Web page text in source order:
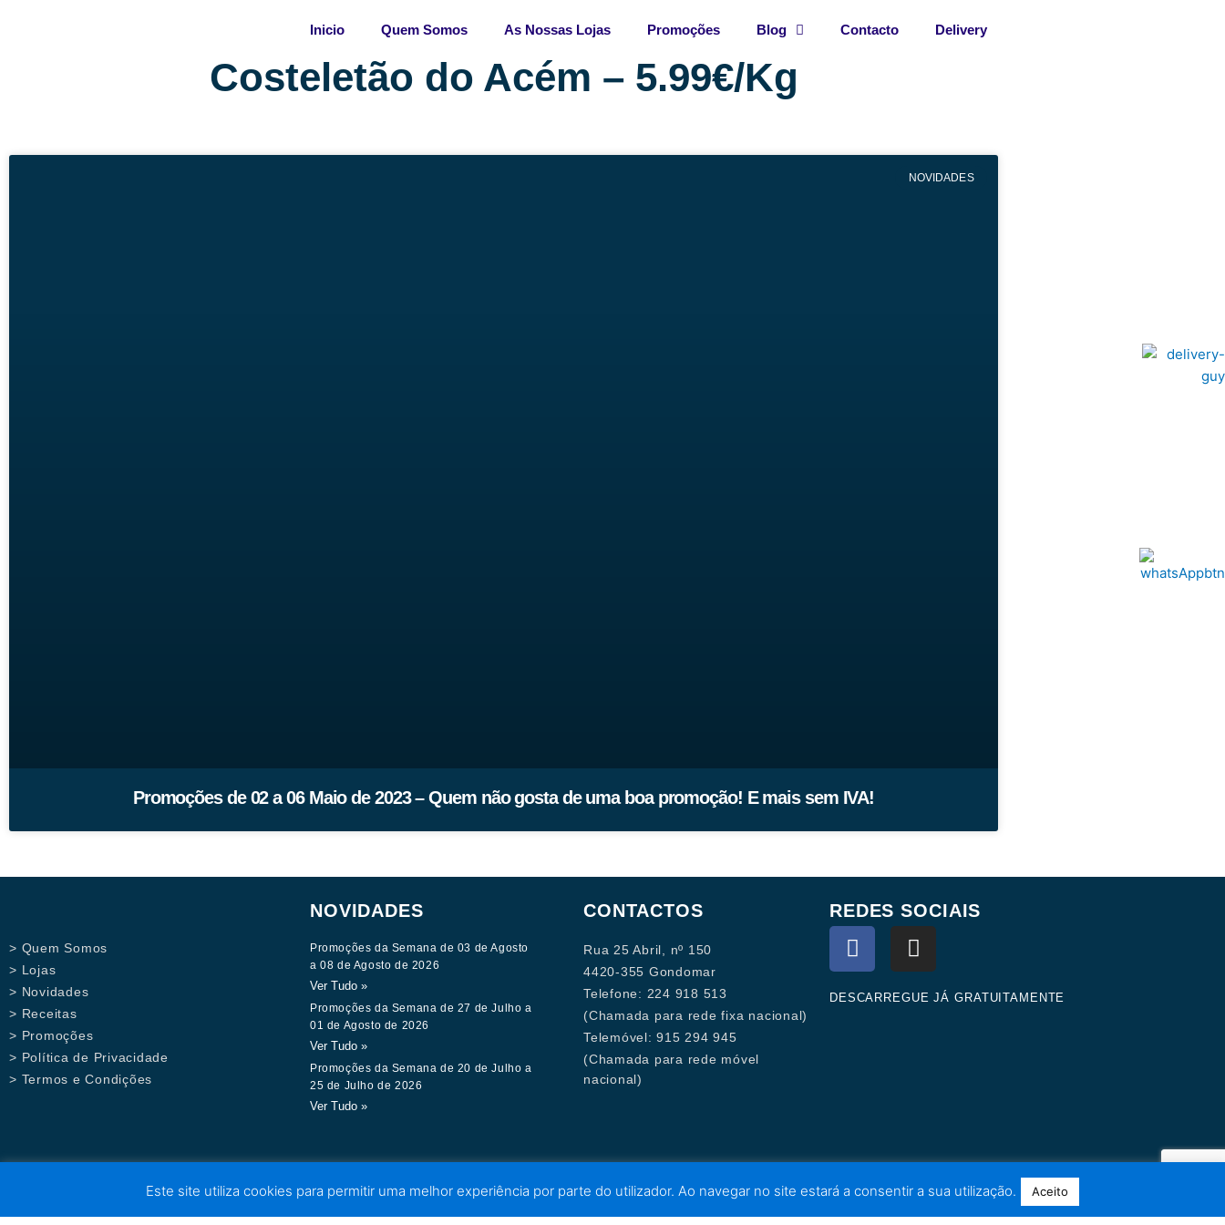
Inicio Quem Somos As Nossas Lojas Promoções Blog Contacto Delivery
Costeletão do Acém – 5.99€/Kg
NOVIDADES
Promoções de 02 a 06 Maio de 2023 – Quem não gosta de uma boa promoção! E mais sem IVA!
> Quem Somos
> Lojas
> Novidades
> Receitas
> Promoções
> Política de Privacidade
> Termos e Condições
NOVIDADES
Promoções da Semana de 03 de Agosto
a 08 de Agosto de 2026
Ver Tudo »
Promoções da Semana de 27 de Julho a
01 de Agosto de 2026
Ver Tudo »
Promoções da Semana de 20 de Julho a
25 de Julho de 2026
Ver Tudo »
CONTACTOS
Rua 25 Abril, nº 150
4420-355 Gondomar
Telefone: 224 918 513
(Chamada para rede fixa nacional)
Telemóvel: 915 294 945
(Chamada para rede móvel
nacional)
REDES SOCIAIS
F
a
c
e
I
n
s
t
DESCARREGUE JÁ GRATUITAMENTE
Este site utiliza cookies para permitir uma melhor experiência por parte do utilizador. Ao navegar no site estará a consentir a sua utilização. Aceito